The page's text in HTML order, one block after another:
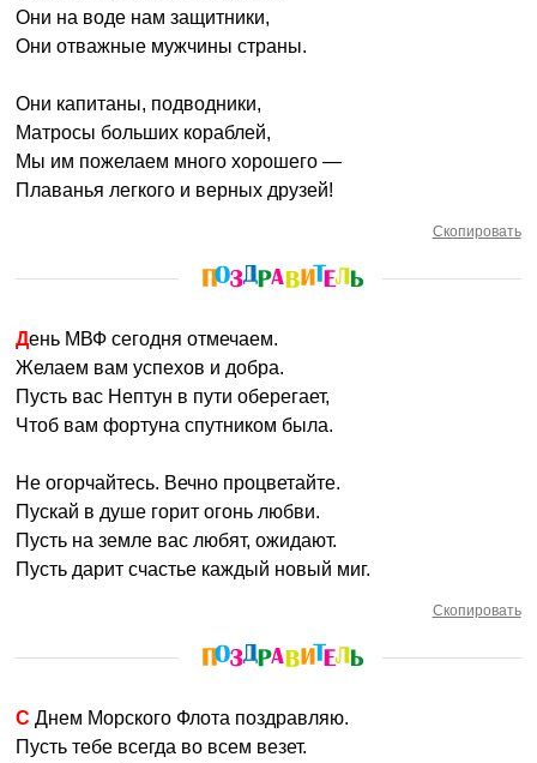
Они на воде нам защитники,
Они отважные мужчины страны.
Они капитаны, подводники,
Матросы больших кораблей,
Мы им пожелаем много хорошего —
Плаванья легкого и верных друзей!
Скопировать
День МВФ сегодня отмечаем.
Желаем вам успехов и добра.
Пусть вас Нептун в пути оберегает,
Чтоб вам фортуна спутником была.
Не огорчайтесь. Вечно процветайте.
Пускай в душе горит огонь любви.
Пусть на земле вас любят, ожидают.
Пусть дарит счастье каждый новый миг.
Скопировать
С Днем Морского Флота поздравляю.
Пусть тебе всегда во всем везет.